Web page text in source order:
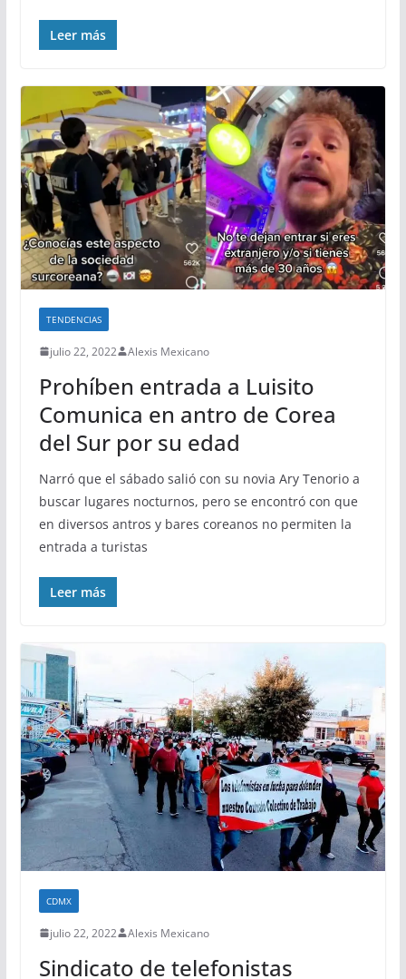
Leer más
TENDENCIAS
julio 22, 2022 Alexis Mexicano
Prohíben entrada a Luisito
Comunica en antro de Corea
del Sur por su edad
Narró que el sábado salió con su novia Ary Tenorio a
buscar lugares nocturnos, pero se encontró con que
en diversos antros y bares coreanos no permiten la
entrada a turistas
Leer más
CDMX
julio 22, 2022 Alexis Mexicano
Sindicato de telefonistas